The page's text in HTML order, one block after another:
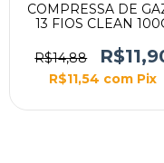
COMPRESSA DE
13 FIOS CLEAN
R$14,88
R$11,54 com Pix